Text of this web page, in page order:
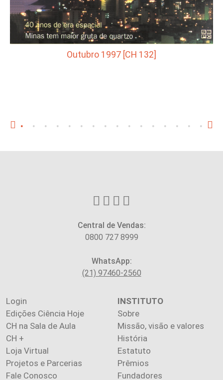
Outubro 1997 [CH 132]
Central de Vendas:
0800 727 8999
WhatsApp:
(21) 97460-2560
Login
Edições Ciência Hoje
CH na Sala de Aula
CH +
Loja Virtual
Projetos e Parcerias
Fale Conosco
INSTITUTO
Sobre
Missão, visão e valores
História
Estatuto
Prêmios
Fundadores